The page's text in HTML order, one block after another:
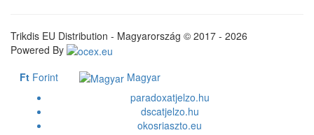
08:00 - 16:00
Kapcsolat
Oldaltérkép
Trikdis EU Distribution - Magyarország © 2017 - 2026
Powered By